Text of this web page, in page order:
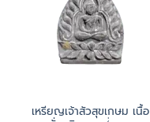
เหรียญเจ้าสัวสุขเกษม เนื้อ